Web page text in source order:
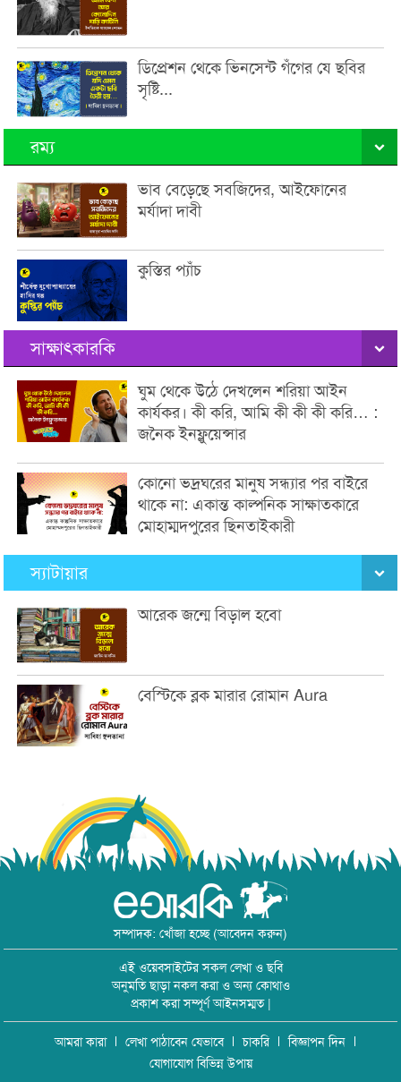
ডিপ্রেশন থেকে ভিনসেন্ট গঁগের যে ছবির
সৃষ্টি...
রম্য
ভাব বেড়েছে সবজিদের, আইফোনের
মর্যাদা দাবী
কুস্তির প্যাঁচ
সাক্ষাৎকারকি
ঘুম থেকে উঠে দেখলেন শরিয়া আইন
কার্যকর। কী করি, আমি কী কী কী করি… :
জনৈক ইনফ্লুয়েন্সার
কোনো ভদ্রঘরের মানুষ সন্ধ্যার পর বাইরে
থাকে না: একান্ত কাল্পনিক সাক্ষাতকারে
মোহাম্মদপুরের ছিনতাইকারী
স্যাটায়ার
আরেক জন্মে বিড়াল হবো
বেস্টিকে ব্লক মারার রোমান Aura
সম্পাদক: খোঁজা হচ্ছে (আবেদন করুন)
এই ওয়েবসাইটের সকল লেখা ও ছবি
অনুমতি ছাড়া নকল করা ও অন্য কোথাও
প্রকাশ করা সম্পূর্ণ আইনসম্মত |
আমরা কারা লেখা পাঠাবেন যেভাবে চাকরি
বিজ্ঞাপন দিন
যোগাযোগ বিভিন্ন উপায়